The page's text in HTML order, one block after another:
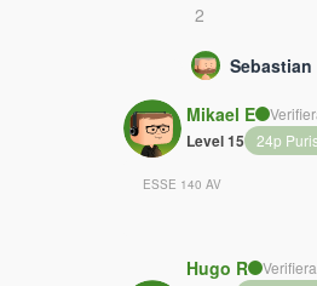
2
Sebastian
Mikael E
Level 15 24p
ESSE 140 AV
Hugo R